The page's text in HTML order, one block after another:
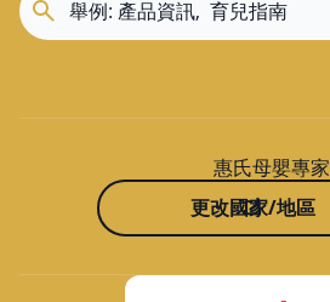
惠氏母嬰專家
更改國家/地區